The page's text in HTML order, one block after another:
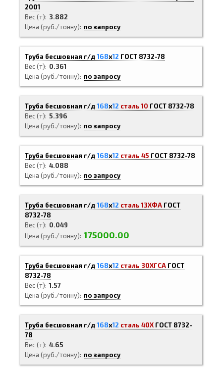
2001
Вес (т)
3.882
Цена (руб./тонну)
по запросу
Труба бесшовная г/д168х12 ГОСТ 8732-78
Вес (т)
0.361
Цена (руб./тонну)
по запросу
Труба бесшовная г/д168х12 сталь 10 ГОСТ 8732-78
Вес (т) 5.396
Цена (руб./тонну)
по запросу
Труба бесшовная г/д168х12 сталь 45 ГОСТ 8732-78
Вес (т) 4.088
Цена (руб./тонну)
по запросу
Труба бесшовная г/д168х12 сталь 13ХФА ГОСТ
8732-78
Вес (т)
0.049
Цена (руб./тонну) 175000.00
Труба бесшовная г/д168х12 сталь 30ХГСА ГОСТ
8732-78
Вес (т) 1.57
Цена (руб./тонну)
по запросу
Труба бесшовная г/д168х12 сталь 40Х ГОСТ 8732-
78
Вес (т) 4.65
Цена (руб./тонну)
по запросу